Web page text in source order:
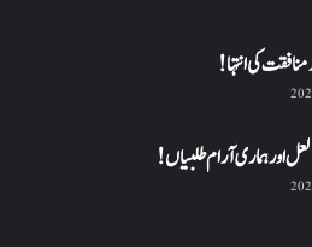
کی انتہا !
اور ہماری آرام طلبیاں!